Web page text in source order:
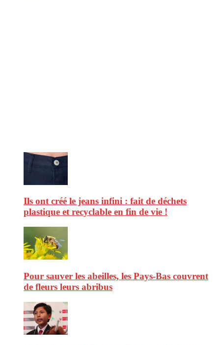
Ils ont créé le jeans infini : fait de déchets
plastique et recyclable en fin de vie !
Pour sauver les abeilles, les Pays-Bas couvrent
de fleurs leurs abribus